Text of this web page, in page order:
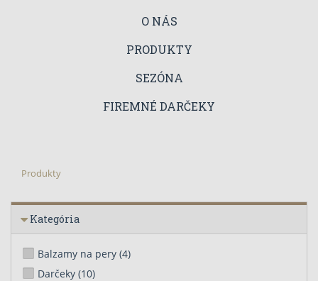
O NÁS
PRODUKTY
SEZÓNA
FIREMNÉ DARČEKY
Produkty
Kategória
Balzamy na pery (4)
Darčeky (10)